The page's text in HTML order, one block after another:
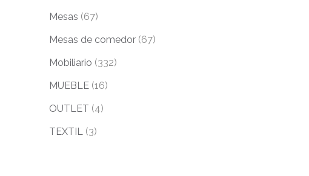
Mesas (67)
Mesas de comedor (67)
Mobiliario (332)
MUEBLE (16)
OUTLET (4)
TEXTIL (3)